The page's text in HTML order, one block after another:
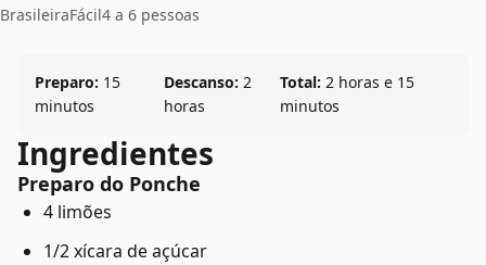
BrasileiraFácil4 a 6 pessoas
Preparo: 15
minutos
Descanso: 2
horas
Total: 2 horas e 15
minutos
Ingredientes
Preparo do Ponche
4 limões
1/2 xícara de açúcar